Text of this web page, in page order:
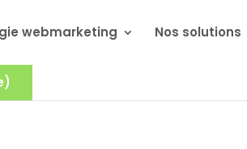
webmarketing Nos solutions